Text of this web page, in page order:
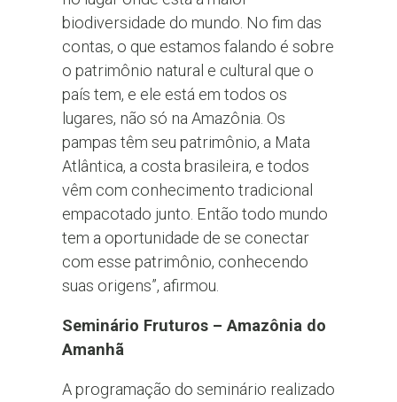
biodiversidade do mundo. No fim das
contas, o que estamos falando é sobre
o patrimônio natural e cultural que o
país tem, e ele está em todos os
lugares, não só na Amazônia. Os
pampas têm seu patrimônio, a Mata
Atlântica, a costa brasileira, e todos
vêm com conhecimento tradicional
empacotado junto. Então todo mundo
tem a oportunidade de se conectar
com esse patrimônio, conhecendo
suas origens”, afirmou.
Seminário Fruturos – Amazônia do
Amanhã
A programação do seminário realizado